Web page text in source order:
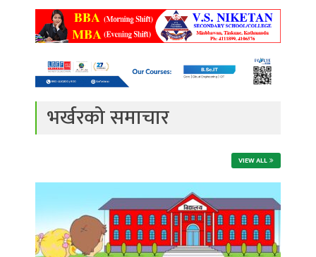
भर्खरको समाचार
VIEW ALL